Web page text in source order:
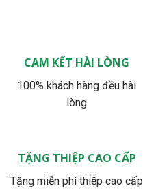
CAM KẾT HÀI LÒNG
100% khách hàng đều hài
lòng
TẶNG THIỆP CAO CẤP
Tặng miễn phí thiệp cao cấp